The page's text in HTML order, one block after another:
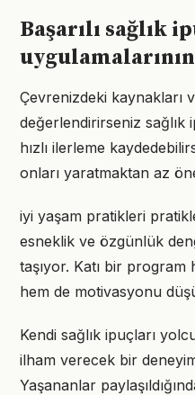
Başarılı sağlık
Çevrenizdeki kaynakları
değerlendirirseniz sağlık
hızlı ilerleme
onları yaratmaktan az
iyi yaşam pratikleri
esneklik ve özgünlük
taşıyor. Katı bir program
hem de motivasyonu
Kendi sağlık ipuçları
ilham verecek bir
Yaşananlar